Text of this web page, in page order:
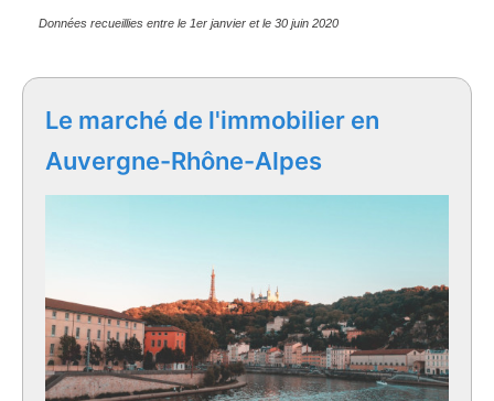
Données recueillies entre le 1er janvier et le 30 juin 2020
Le marché de l'immobilier en
Auvergne-Rhône-Alpes